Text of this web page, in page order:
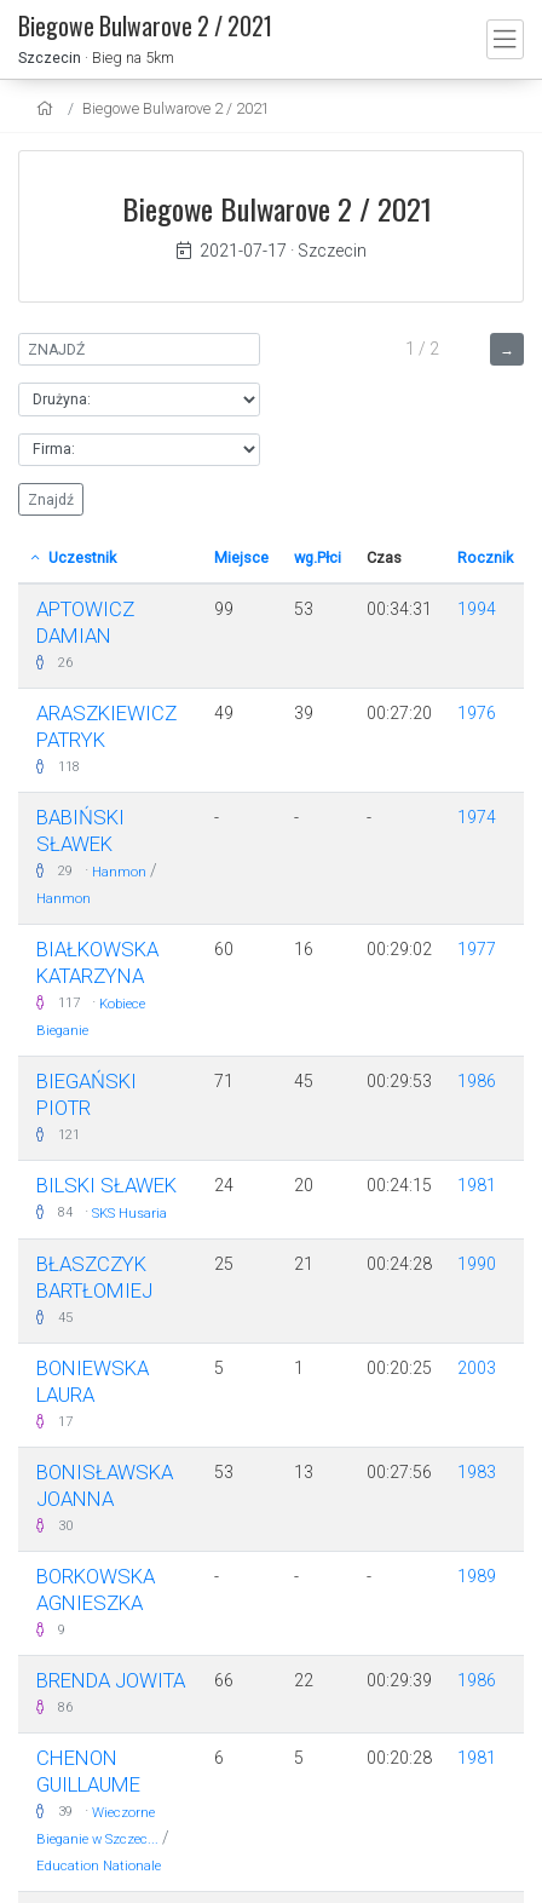
Biegowe Bulwarove 2 / 2021
Szczecin · Bieg na 5km
Biegowe Bulwarove 2 / 2021
Biegowe Bulwarove 2 / 2021
2021-07-17 · Szczecin
→
1 / 2
Uczestnik Miejsce wg.Płci Czas Rocznik
APTOWICZ
DAMIAN
26
99 53 00:34:31 1994
ARASZKIEWICZ
PATRYK
118
49 39 00:27:20 1976
BABIŃSKI
SŁAWEK
29 · Hanmon /
Hanmon
- - - 1974
BIAŁKOWSKA
KATARZYNA
117 · Kobiece
Bieganie
60 16 00:29:02 1977
BIEGAŃSKI
PIOTR
121
71 45 00:29:53 1986
BILSKI SŁAWEK
84 · SKS Husaria
24 20 00:24:15 1981
BŁASZCZYK
BARTŁOMIEJ
45
25 21 00:24:28 1990
BONIEWSKA
LAURA
17
5 1 00:20:25 2003
BONISŁAWSKA
JOANNA
30
53 13 00:27:56 1983
BORKOWSKA
AGNIESZKA
9
- - - 1989
BRENDA JOWITA
86
66 22 00:29:39 1986
CHENON
GUILLAUME
39 · Wieczorne
Bieganie w Szczec... /
Education Nationale
6 5 00:20:28 1981